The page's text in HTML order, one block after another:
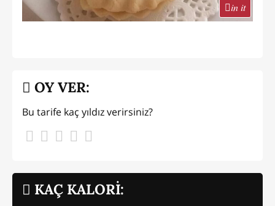
in it
KAÇ KALORİ:
OY VER:
Bu tarife kaç yıldız verirsiniz?